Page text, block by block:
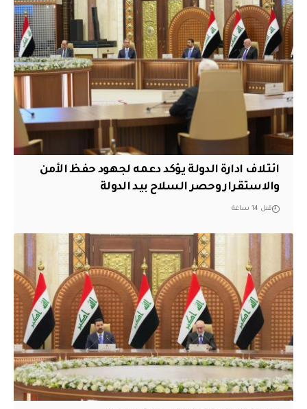
ائتلاف ادارة الدولة يؤكد دعمه لجهود حفظ الأمن
والاستقرار وحصر السلاح بيد الدولة
قبل 14 ساعة